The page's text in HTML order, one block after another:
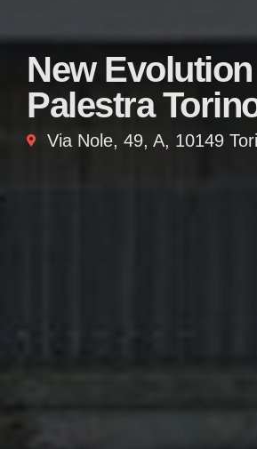
New Evolution
Palestra
Via Nole, 49, A, 10149